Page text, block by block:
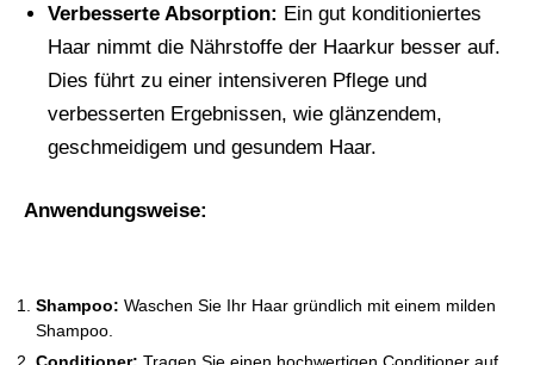
Verbesserte Absorption: Ein gut konditioniertes
Haar nimmt die Nährstoffe der Haarkur besser auf.
Dies führt zu einer intensiveren Pflege und
verbesserten Ergebnissen, wie glänzendem,
geschmeidigem und gesundem Haar.
Anwendungsweise:
Shampoo: Waschen Sie Ihr Haar gründlich mit einem milden
Shampoo.
Conditioner: Tragen Sie einen hochwertigen Conditioner auf